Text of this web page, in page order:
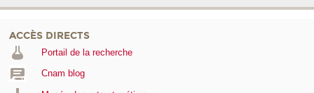
ACCÈS DIRECTS
Portail de la recherche
Cnam blog